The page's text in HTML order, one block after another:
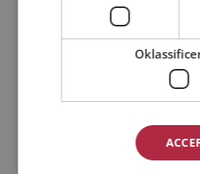
Min ålder: